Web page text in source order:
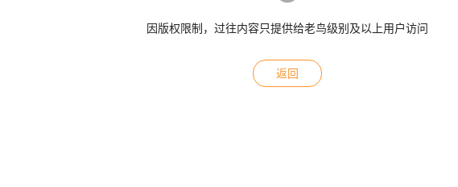
因版权限制，过往内容只提供给老鸟级别及以上用户访问
返回